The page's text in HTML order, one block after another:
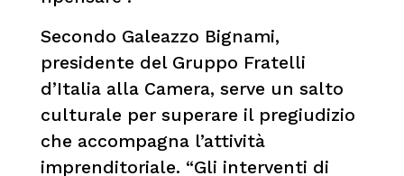
Secondo Galeazzo Bignami,
presidente del Gruppo Fratelli
d’Italia alla Camera, serve un salto
culturale per superare il pregiudizio
che accompagna l’attività
imprenditoriale. “Gli interventi di